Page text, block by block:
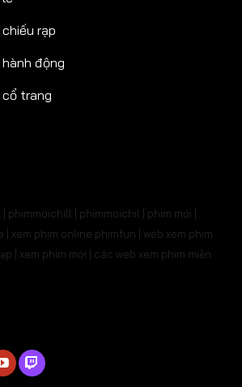
rạp
hành động
cổ trang
| phimmoichill | phimmoichil | phim mới |
xem phim online phimfun | web xem phim
| xem phim mới | các web xem phim miễn